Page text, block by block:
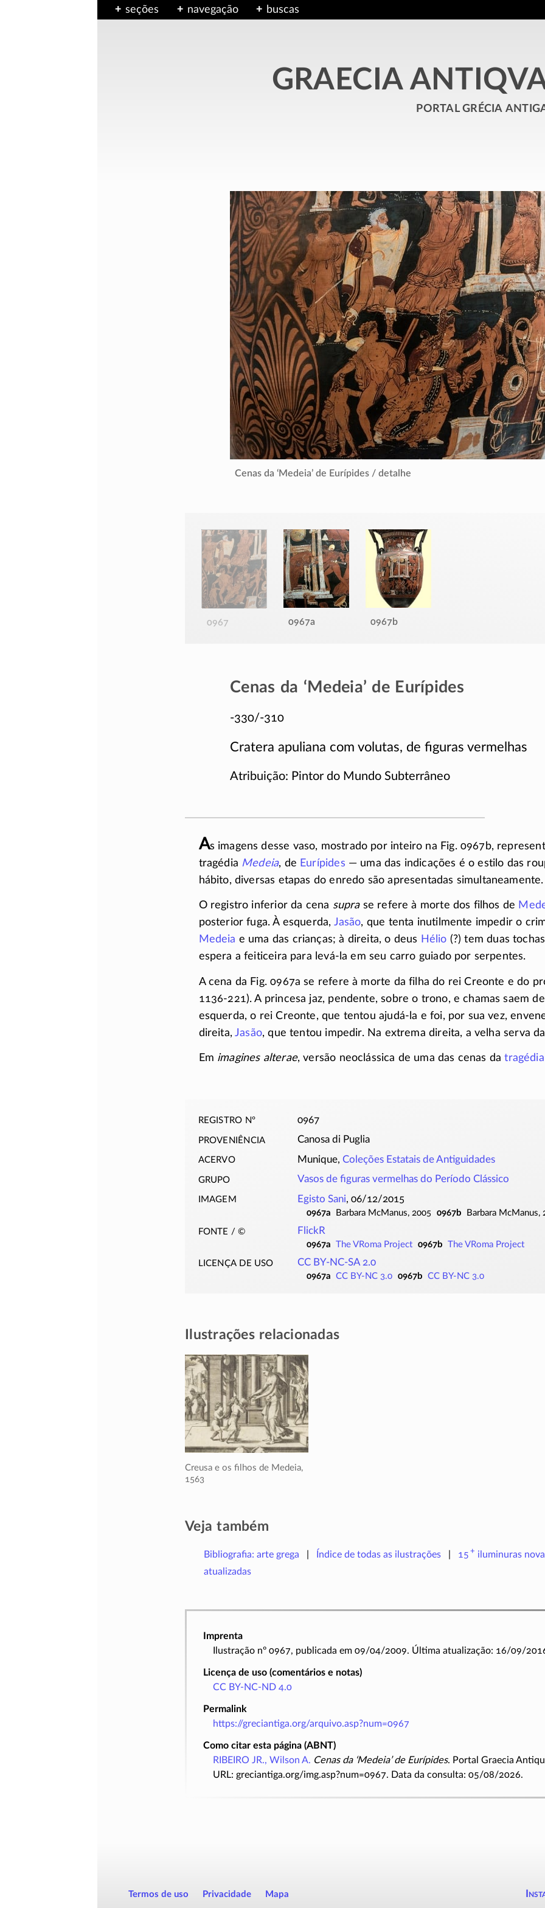
seções navegação buscas
GRAECIA
portal grécia
Cenas da ‘Medeia’ de Eurípides / detalhe
0967 0967a 0967b
Cenas da ‘Medeia’ de Eurípides
-330/-310
Cratera apuliana com volutas, de figuras vermelhas
Atribuição: Pintor do Mundo Subterrâneo
As imagens desse vaso, mostrado por inteiro na Fig. 0967b,
tragédia Medeia, de Eurípides — uma das indicações é o estilo das
hábito, diversas etapas do enredo são apresentadas simultaneamente.
O registro inferior da cena suprase refere à morte dos filhos de
posterior fuga. À esquerda, Jasão, que tenta inutilmente impedir o
Medeia e uma das crianças; à direita, o deus Hélio (?) tem duas
espera a feiticeira para levá-la em seu carro guiado por serpentes.
A cena da Fig. 0967a se refere à morte da filha do rei Creonte e do
1136-221). A princesa jaz, pendente, sobre o trono, e chamas saem
esquerda, o rei Creonte, que tentou ajudá-la e foi, por sua vez,
direita,Jasão, que tentou impedir. Na extrema direita, a velha serva
Em imagines alterae, versão neoclássica de uma das cenas datragédia
registro nº 0967
proveniência Canosa di Puglia
acervo Munique, Coleções Estatais de Antiguidades
grupo Vasos de figuras vermelhas do Período Clássico
imagem Egisto Sani, 06/12/2015
0967a Barbara McManus, 2005 0967b Barbara McManus,
fonte / © FlickR
0967a The VRoma Project 0967b The VRoma Project
licença de uso CC BY-NC-SA 2.0
0967a CC BY-NC 3.0 0967b CC BY-NC 3.0
Ilustrações relacionadas
Creusa e os filhos de Medeia,
1563
Veja também
Bibliografia: arte grega Índice de todas as ilustrações 15 + iluminuras
atualizadas
Imprenta
Ilustração nº 0967, publicada em 09/04/2009. Última atualização: 16/09/
Licença de uso (comentários e notas)
CC BY-NC-ND 4.0
Permalink
https://greciantiga.org/arquivo.asp?num=0967
Como citar esta página (ABNT)
RIBEIRO JR., Wilson A. Cenas da ‘Medeia’ de Eurípides. Portal Graecia
URL: greciantiga.org/img.asp?num=0967. Data da consulta: 05/08/2026.
Termos de uso Privacidade Mapa